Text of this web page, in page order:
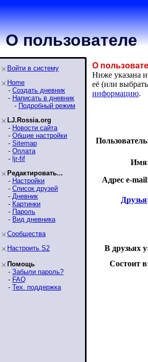
О пользователе
Войти в систему
Home
- Создать дневник
- Написать в дневник
- Подробный режим
LJ.Rossia.org
- Новости сайта
- Общие настройки
- Sitemap
- Оплата
- ljr-fif
Редактировать...
- Настройки
- Список друзей
- Дневник
- Картинки
- Пароль
- Вид дневника
Сообщества
Настроить S2
Помощь
- Забыли пароль?
- FAQ
- Тех. поддержка
О
Ниже указана
её (или
информацию.
Адрес e-
Друзья
В друзьях
Состоит